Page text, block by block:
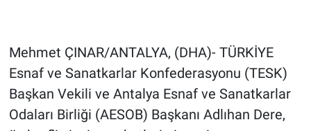
Mehmet ÇINAR/ANTALYA, (DHA)- TÜRKİYE
Esnaf ve Sanatkarlar Konfederasyonu (TESK)
Başkan Vekili ve Antalya Esnaf ve Sanatkarlar
Odaları Birliği (AESOB) Başkanı Adlıhan Dere,
Gün Başlıyor
Gün Bitiyor
Gün Ortası